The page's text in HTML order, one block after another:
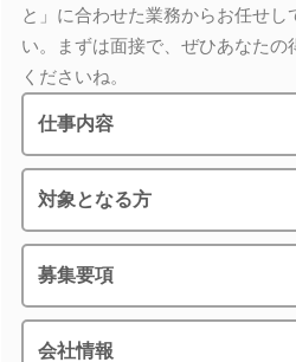
と」に合わせた業務からお任せし
い。まずは面接で、ぜひあなたの
くださいね。
仕事内容
対象となる方
募集要項
会社情報